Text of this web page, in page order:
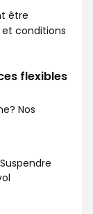
être
et conditions
flexibles
Nos